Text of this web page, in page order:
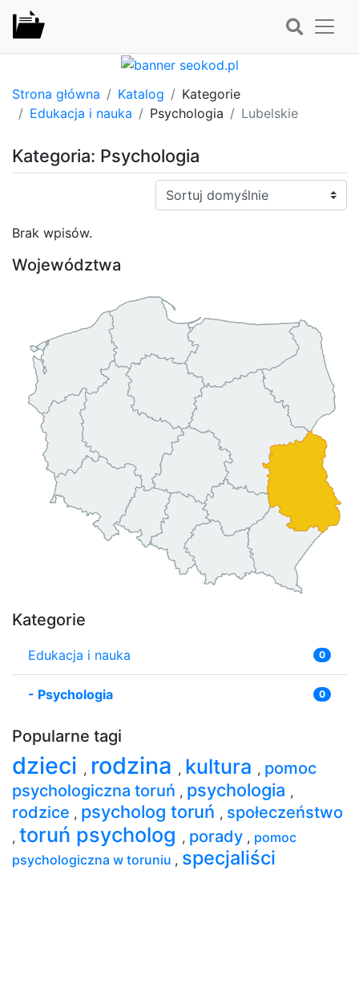
Strona główna Katalog
Kategorie
Edukacja i nauka
Psychologia Lubelskie
Kategoria: Psychologia
Sortuj:
Brak wpisów.
Województwa
Kategorie
Edukacja i nauka 0
- Psychologia 0
Popularne tagi
dzieci , rodzina , kultura , pomoc
psychologiczna toruń , psychologia ,
rodzice , psycholog toruń , społeczeństwo
, toruń psycholog , porady , pomoc
psychologiczna w toruniu , specjaliści